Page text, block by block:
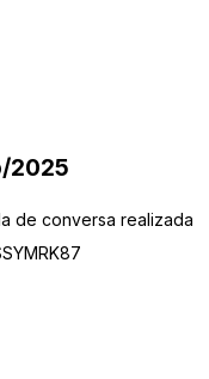
2025
de conversa realizada